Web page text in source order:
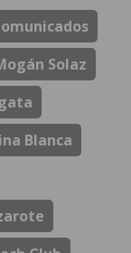
Solaz
Blanca